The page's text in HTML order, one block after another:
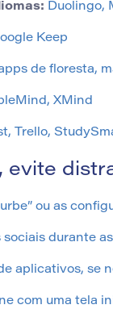
Duolingo,
Keep
de floresta,
XMind
Trello,
evite
ou as
durante
aplicativos, se
com uma tela